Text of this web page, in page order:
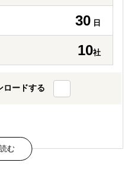
30 日
10社
ロードする
不要で、海外の消費の現場
後のミーティングも実施